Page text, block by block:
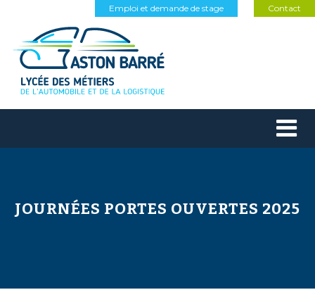
Contact
Emploi et demande de stage
JOURNÉES PORTES OUVERTES 2025